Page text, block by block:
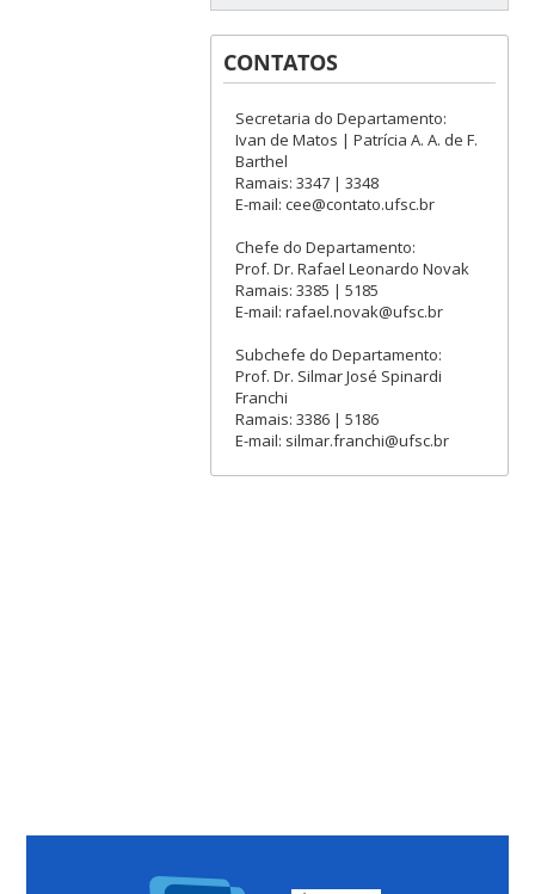
CONTATOS
Secretaria do Departamento:
Ivan de Matos | Patrícia A. A. de F.
Barthel
Ramais: 3347 | 3348
E-mail: cee@contato.ufsc.br
Chefe do Departamento:
Prof. Dr. Rafael Leonardo Novak
Ramais: 3385 | 5185
E-mail: rafael.novak@ufsc.br
Subchefe do Departamento:
Prof. Dr. Silmar José Spinardi
Franchi
Ramais: 3386 | 5186
E-mail: silmar.franchi@ufsc.br